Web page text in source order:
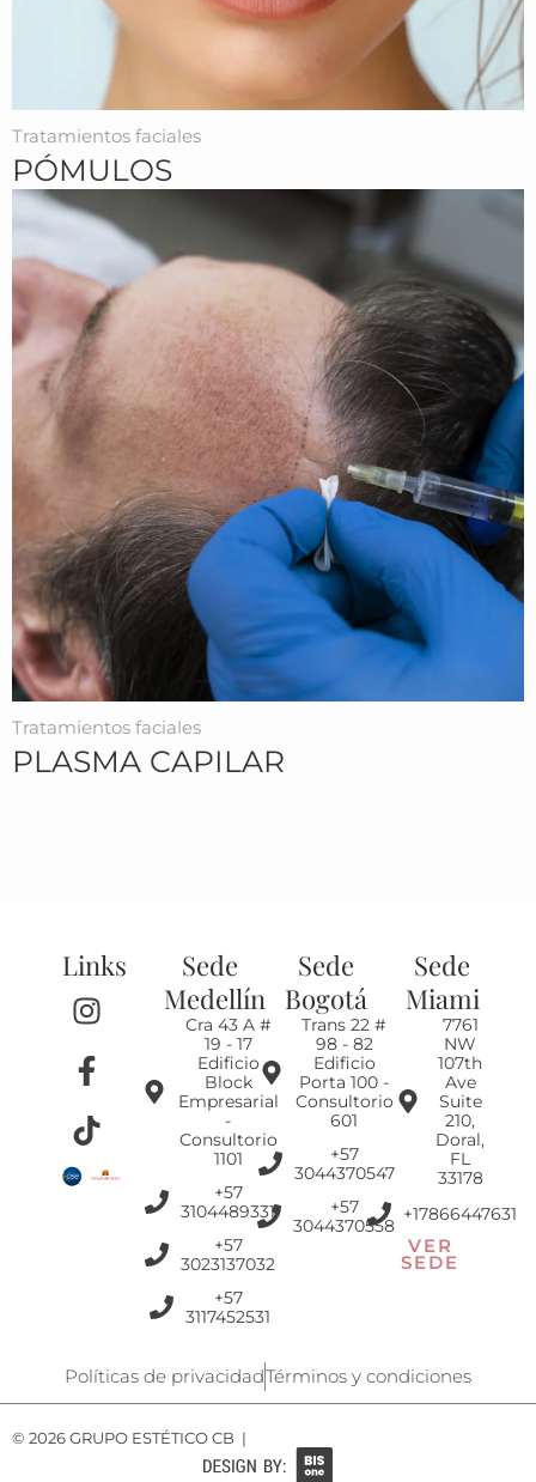
Tratamientos faciales
PÓMULOS
Tratamientos faciales
PLASMA CAPILAR
Links
I
n
s
t
a
g
r
F
a
c
e
b
o
o
T
i
k
t
o
k
Sede
Medellín
Cra 43 A #
19 - 17
Edificio
Block
Empresarial
-
Consultorio
1101
+57
3104489331
+57
3023137032
+57
3117452531
Sede
Bogotá
Trans 22 #
98 - 82
Edificio
Porta 100 -
Consultorio
601
+57
3044370547
+57
3044370558
Sede
Miami
7761
NW
107th
Ave
Suite
210,
Doral,
FL
33178
+17866447631
VER
SEDE
Políticas de privacidadTérminos y condiciones
© 2026 GRUPO ESTÉTICO CB |